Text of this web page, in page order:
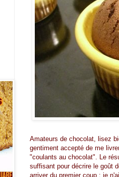
Amateurs de chocolat, lisez
gentiment accepté de me
"coulants au chocolat". Le
suffisant pour décrire le goût
arriver du premier coup : je